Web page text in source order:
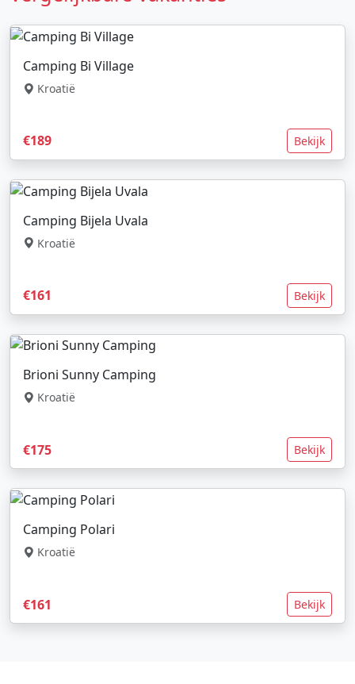
Camping Bi Village
Kroatië
€189 Bekijk
Camping Bijela Uvala
Kroatië
€161 Bekijk
Brioni Sunny Camping
Kroatië
€175 Bekijk
Camping Polari
Kroatië
€161 Bekijk